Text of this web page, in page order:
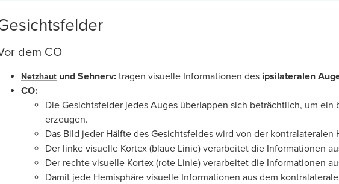
dem CO
Netzhaut und Sehnerv: tragen visuelle Informationen des ipsilateralen
CO:
Die Gesichtsfelder jedes Auges überlappen sich beträchtlich, um
erzeugen.
Das Bild jeder Hälfte des Gesichtsfeldes wird von der kontralateralen
Der linke visuelle Kortex (blaue Linie) verarbeitet die Informationen
Der rechte visuelle Kortex (rote Linie) verarbeitet die Informationen
Damit jede Hemisphäre visuelle Informationen aus dem